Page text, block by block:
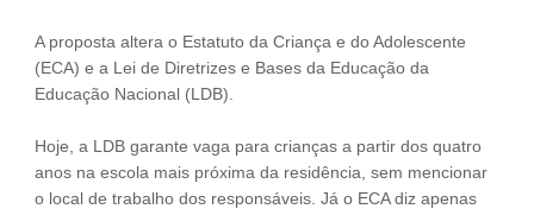
A proposta altera o Estatuto da Criança e do Adolescente
(ECA) e a Lei de Diretrizes e Bases da Educação da
Educação Nacional (LDB).
Hoje, a LDB garante vaga para crianças a partir dos quatro
anos na escola mais próxima da residência, sem mencionar
o local de trabalho dos responsáveis. Já o ECA diz apenas